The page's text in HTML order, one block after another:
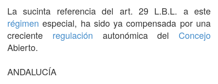
La sucinta referencia del art. 29 L.B.L. a este
régimen especial, ha sido ya compensada por una
creciente regulación autonómica del Concejo
Abierto.
ANDALUCÍA